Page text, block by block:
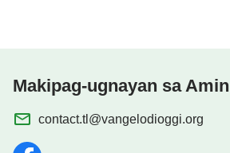
Makipag-ugnayan sa Amin
contact.tl@vangelodioggi.org